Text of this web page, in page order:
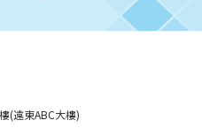
(遠東ABC大樓)